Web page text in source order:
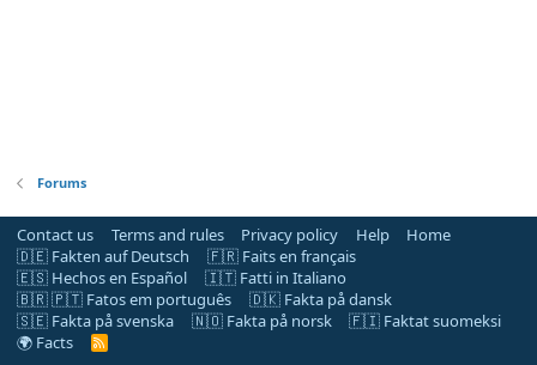
Forums
Contact us Terms and rules Privacy policy Help
Home
🇩🇪 Fakten auf Deutsch
🇫🇷 Faits en français
🇪🇸 Hechos en Español
🇮🇹 Fatti in Italiano
🇧🇷 🇵🇹 Fatos em português
🇩🇰 Fakta på dansk
🇸🇪 Fakta på svenska
🇳🇴 Fakta på norsk
🇫🇮 Faktat suomeksi
🌍 Facts
R